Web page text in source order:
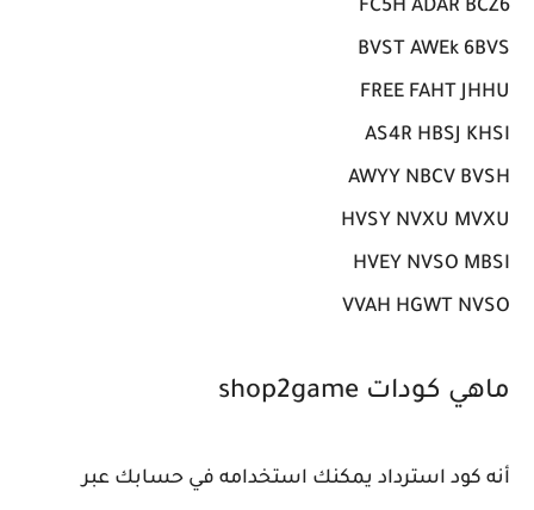
FC5H ADAR BCZ6
BVST AWEk 6BVS
FREE FAHT JHHU
AS4R HBSJ KHSI
AWYY NBCV BVSH
HVSY NVXU MVXU
HVEY NVSO MBSI
VVAH HGWT NVSO
ماهي كودات shop2game
أنه كود استرداد يمكنك استخدامه في حسابك عبر